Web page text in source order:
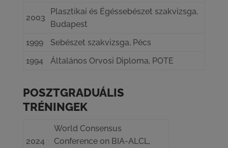
2003
Plasztikai és Égéssebészet szakvizsga,
Budapest
1999
Sebészet szakvizsga, Pécs
1994
Általános Orvosi Diploma, POTE
POSZTGRADUÁLIS
TRÉNINGEK
2024
World Consensus
Conference on BIA-ALCL,